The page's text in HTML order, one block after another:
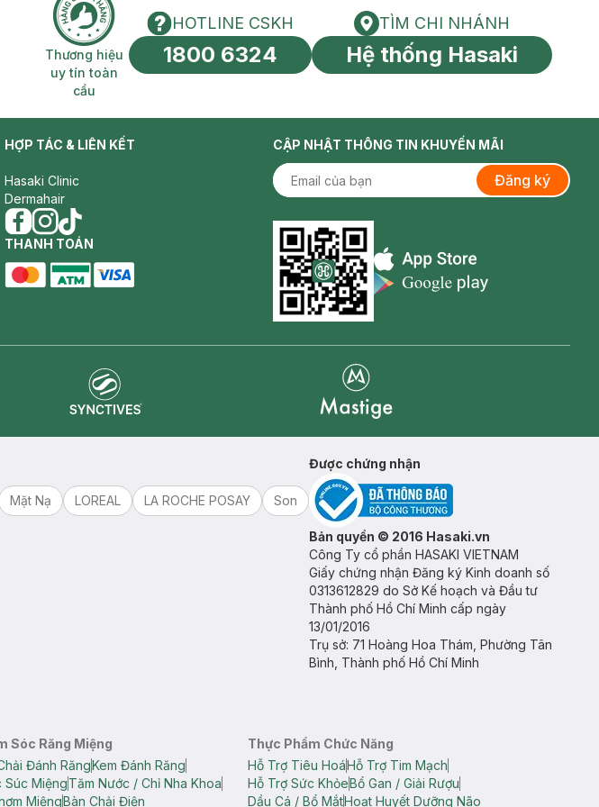
phí Thương hiệu uy tín toàn cầu
Thương hiệu
uy tín toàn
cầu
HOTLINE CSKH
HOTLINE CSKH
1800 6324
Tìm chi nhánh
TÌM CHI NHÁNH
Hệ thống Hasaki
HỢP TÁC & LIÊN KẾT
Hasaki Clinic
Dermahair
facebook
instagram
tiktok
THANH TOÁN
CẬP NHẬT THÔNG TIN KHUYẾN MÃI
Đăng ký
Appstore icon
Mặt Nạ LOREAL LA ROCHE POSAY
Son
Được chứng nhận
Bản quyền © 2016 Hasaki.vn
Công Ty cổ phần HASAKI VIETNAM
Giấy chứng nhận Đăng ký Kinh doanh số
0313612829 do Sở Kế hoạch và Đầu tư
Thành phố Hồ Chí Minh cấp ngày
13/01/2016
Trụ sở: 71 Hoàng Hoa Thám, Phường Tân
Bình, Thành phố Hồ Chí Minh
Sóc Răng Miệng
Đánh RăngKem Đánh Răng
Súc MiệngTăm Nước / Chỉ Nha Khoa
MiệngBàn Chải Điện
Thực Phẩm Chức Năng
Hỗ Trợ Tiêu HoáHỗ Trợ Tim Mạch
Hỗ Trợ Sức KhỏeBổ Gan / Giải Rượu
Dầu Cá / Bổ MắtHoạt Huyết Dưỡng Não